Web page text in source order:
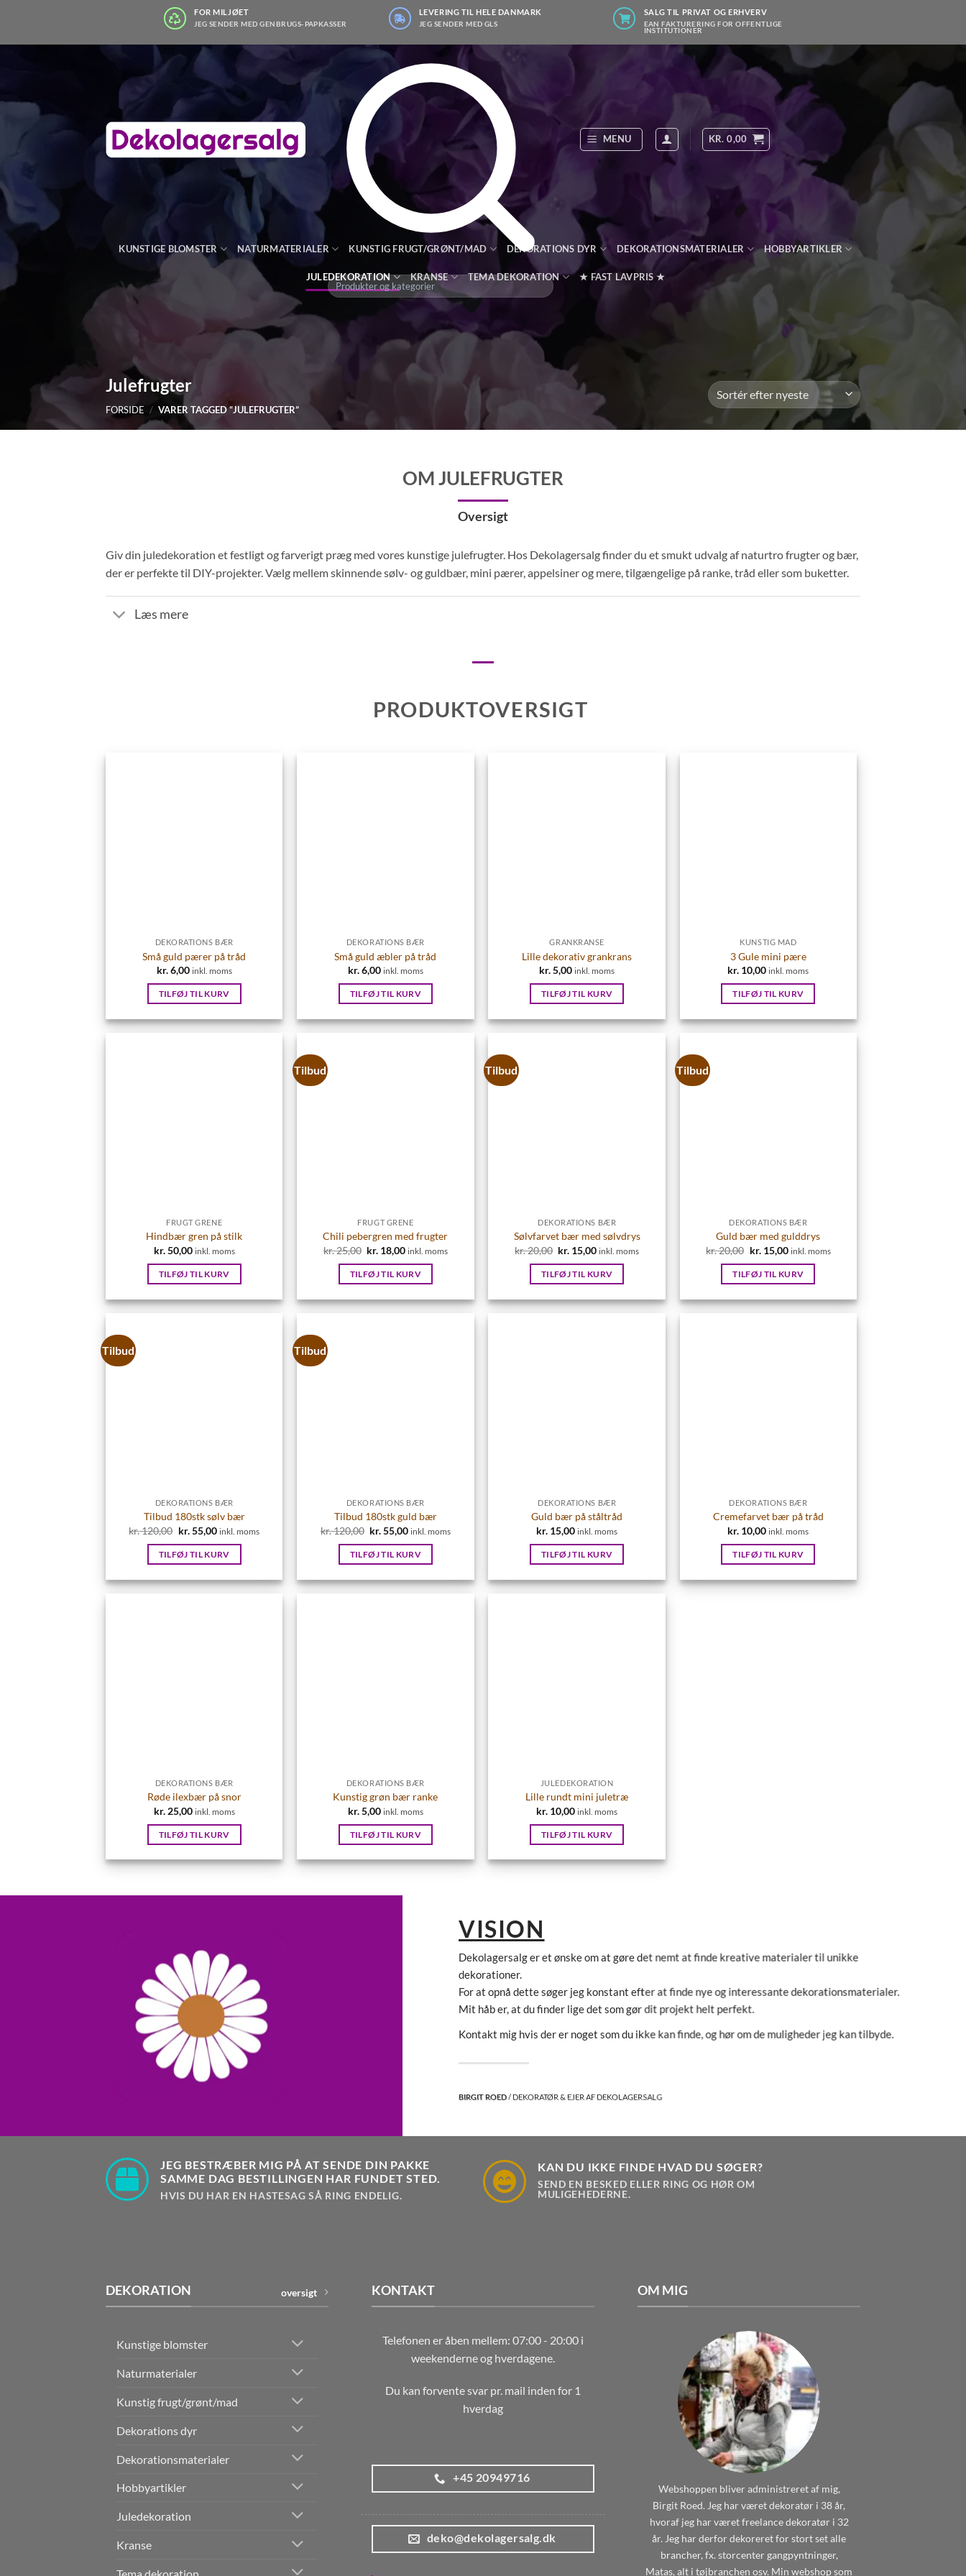
indhold
FOR MILJØET
JEG SENDER MED GENBRUGS-PAPKASSER
LEVERING TIL HELE DANMARK
JEG SENDER MED GLS
SALG TIL PRIVAT OG ERHVERV
EAN FAKTURERING FOR OFFENTLIGE
INSTITUTIONER
MENU KR. 0,00
KUNSTIGE BLOMSTER NATURMATERIALER KUNSTIG FRUGT/GRØNT/MAD DEKORATIONS DYR DEKORATIONSMATERIALER HOBBYARTIKLER
JULEDEKORATION KRANSE TEMA DEKORATION ★ FAST LAVPRIS ★
Julefrugter
FORSIDE / VARER TAGGED “JULEFRUGTER”
OM JULEFRUGTER
Oversigt
Giv din juledekoration et festligt og farverigt præg med vores kunstige julefrugter. Hos Dekolagersalg finder du et smukt udvalg af naturtro frugter og bær,
der er perfekte til DIY-projekter. Vælg mellem skinnende sølv- og guldbær, mini pærer, appelsiner og mere, tilgængelige på ranke, tråd eller som buketter.
Læs mere
PRODUKTOVERSIGT
DEKORATIONS BÆR
Små guld pærer på tråd
kr.6,00 inkl. moms
TILFØJ TIL KURV
DEKORATIONS BÆR
Små guld æbler på tråd
kr.6,00 inkl. moms
TILFØJ TIL KURV
GRANKRANSE
Lille dekorativ grankrans
kr.5,00 inkl. moms
TILFØJ TIL KURV
KUNSTIG MAD
3 Gule mini pære
kr. 10,00 inkl. moms
TILFØJ TIL KURV
FRUGT GRENE
Hindbær gren på stilk
kr.50,00 inkl. moms
TILFØJ TIL KURV
Tilbud
FRUGT GRENE
Chili pebergren med frugter
kr.25,00 Den
pris
var:
kr. 18,00 Den
pris
er:
inkl. moms
TILFØJ TIL KURV
Tilbud
DEKORATIONS BÆR
Sølvfarvet bær med sølvdrys
kr.20,00 Den
pris
var:
kr. 15,00 Den
pris
er:
inkl. moms
TILFØJ TIL KURV
Tilbud
DEKORATIONS BÆR
Guld bær med gulddrys
kr.20,00 Den
pris
var:
kr.15,00Den
pris
er:
inkl. moms
TILFØJ TIL KURV
Tilbud
DEKORATIONS BÆR
Tilbud 180stk sølv bær
kr.120,00 Den
pris
var:
kr.55,00Den
pris
er:
inkl. moms
TILFØJ TIL KURV
Tilbud
DEKORATIONS BÆR
Tilbud 180stk guld bær
kr.120,00 Den
pris
var:
kr.55,00 Den
pris
er:
inkl. moms
TILFØJ TIL KURV
DEKORATIONS BÆR
Guld bær på ståltråd
kr. 15,00 inkl. moms
TILFØJ TIL KURV
DEKORATIONS BÆR
Cremefarvet bær på tråd
kr. 10,00 inkl. moms
TILFØJ TIL KURV
DEKORATIONS BÆR
Røde ilexbær på snor
kr.25,00 inkl. moms
TILFØJ TIL KURV
DEKORATIONS BÆR
Kunstig grøn bær ranke
kr.5,00 inkl. moms
TILFØJ TIL KURV
JULEDEKORATION
Lille rundt mini juletræ
kr. 10,00 inkl. moms
TILFØJ TIL KURV
VISION
Dekolagersalg er et ønske om at gøre det nemt at finde kreative materialer til unikke
dekorationer.
For at opnå dette søger jeg konstant efter at finde nye og interessante dekorationsmaterialer.
Mit håb er, at du finder lige det som gør dit projekt helt perfekt.
Kontakt mig hvis der er noget som du ikke kan finde, og hør om de muligheder jeg kan tilbyde.
BIRGIT ROED/ DEKORATØR & EJER AF DEKOLAGERSALG
JEG BESTRÆBER MIG PÅ AT SENDE DIN PAKKE
SAMME DAG BESTILLINGEN HAR FUNDET STED.
HVIS DU HAR EN HASTESAG SÅ RING ENDELIG.
KAN DU IKKE FINDE HVAD DU SØGER?
SEND EN BESKED ELLER RING OG HØR OM
MULIGEHEDERNE.
DEKORATION oversigt
Kunstige blomster
Naturmaterialer
Kunstig frugt/grønt/mad
Dekorations dyr
Dekorationsmaterialer
Hobbyartikler
Juledekoration
Kranse
KONTAKT
Telefonen er åben mellem: 07:00 - 20:00 i
weekenderne og hverdagene.
Du kan forvente svar pr. mail inden for 1
hverdag
+45 20949716
deko@dekolagersalg.dk
OM MIG
Webshoppen bliver administreret af mig,
Birgit Roed. Jeg har været dekoratør i 38 år,
hvoraf jeg har været freelance dekoratør i 32
år. Jeg har derfor dekoreret for stort set alle
brancher, fx. storcenter gangpyntninger,
Matas, alt i tøjbranchen osv. Min webshop som